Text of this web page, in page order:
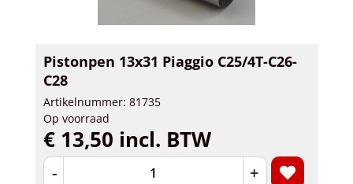
Pistonpen 13x31 Piaggio C25/4T-C26-
C28
Artikelnummer: 81735
Op voorraad
€ 13,50 incl. BTW
- +